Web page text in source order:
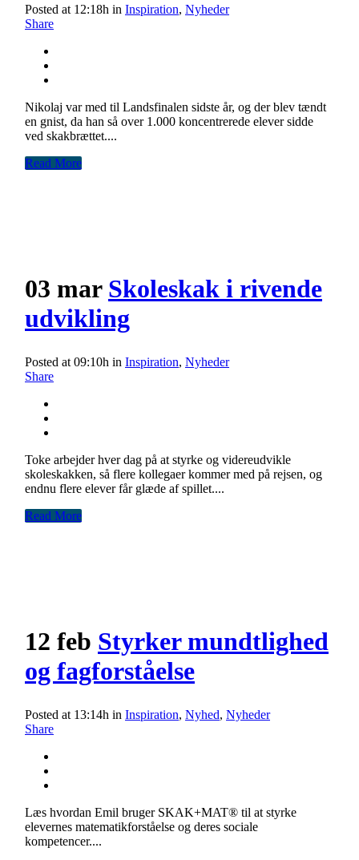
Posted at 12:18h in Inspiration, Nyheder
Share
Nikolaj var med til Landsfinalen sidste år, og der blev tændt
en gnist, da han så over 1.000 koncentrerede elever sidde
ved skakbrættet....
Read More
03 mar Skoleskak i rivende
udvikling
Posted at 09:10h in Inspiration, Nyheder
Share
Toke arbejder hver dag på at styrke og videreudvikle
skoleskakken, så flere kollegaer kommer med på rejsen, og
endnu flere elever får glæde af spillet....
Read More
12 feb Styrker mundtlighed
og fagforståelse
Posted at 13:14h in Inspiration, Nyhed, Nyheder
Share
Læs hvordan Emil bruger SKAK+MAT® til at styrke
elevernes matematikforståelse og deres sociale
kompetencer....